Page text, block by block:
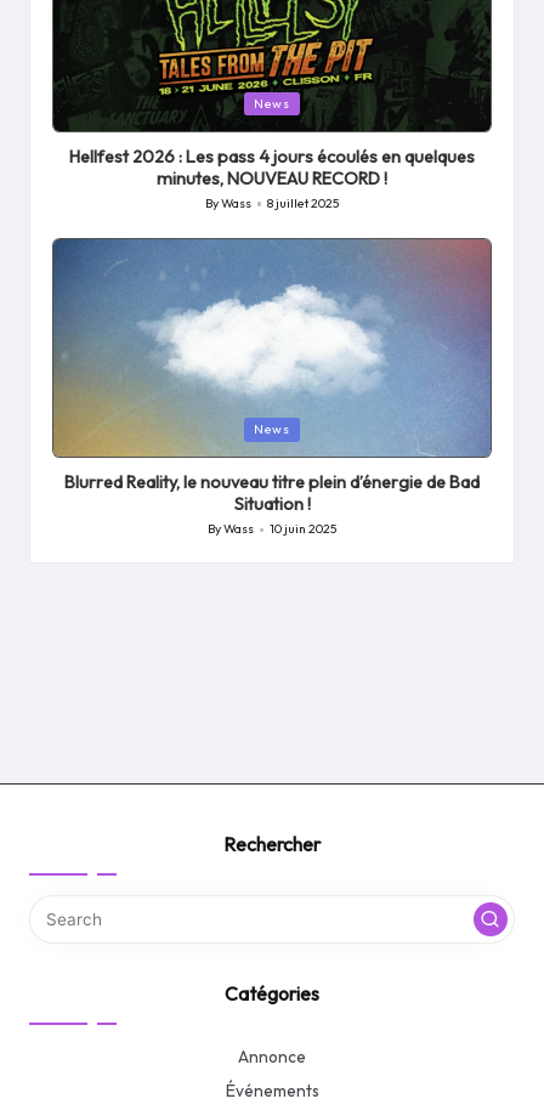
Posted
in
News
Hellfest 2026 : Les pass 4 jours écoulés en quelques
minutes, NOUVEAU RECORD !
Posted
by
ByWass 8 juillet 2025
in
News
Blurred Reality, le nouveau titre plein d’énergie de Bad
Situation !
Posted
ByWass 10 juin 2025
Rechercher
Catégories
Annonce
Événements